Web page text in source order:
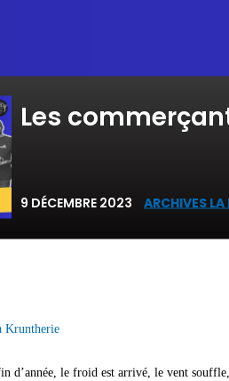
Les
9 DÉCEMBRE 2023 ARCHIVES LA
Kruntherie
d’année, le froid est arrivé, le vent